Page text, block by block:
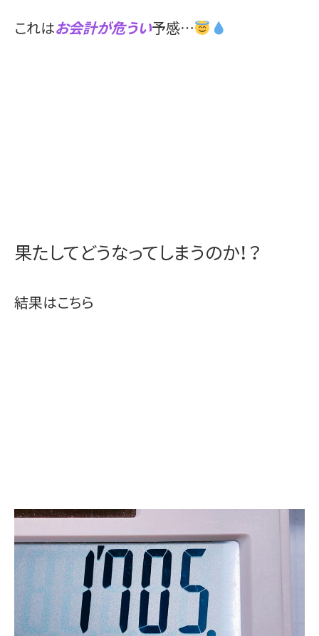
これはお会計が危うい予感…
果たしてどうなってしまうのか！？
結果はこちら